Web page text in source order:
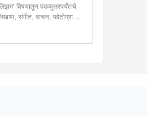
विषयातून पदव्युत्तरपर्यंतचे
संगीत, वाचन, फोटोग्राफी,
स्वयंसेवक